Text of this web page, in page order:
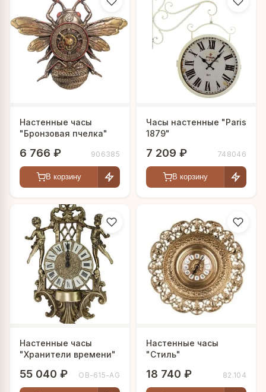
Настенные часы
"Бронзовая пчелка"
6 766 ₽ 906385
В корзину
Часы настенные "Paris
1879"
7 209 ₽ 748046
В корзину
Настенные часы
"Хранители времени"
55 040 ₽ OB-615-AG
Настенные часы
"Стиль"
18 740 ₽ 82.104